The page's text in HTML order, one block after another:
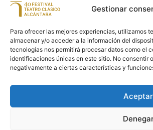
Gestionar
Para ofrecer las mejores experiencias, utilizamos
almacenar y/o acceder a la información del
tecnologías nos permitirá procesar datos como el
identificaciones únicas en este sitio. No consentir
negativamente a ciertas características y
Aceptar